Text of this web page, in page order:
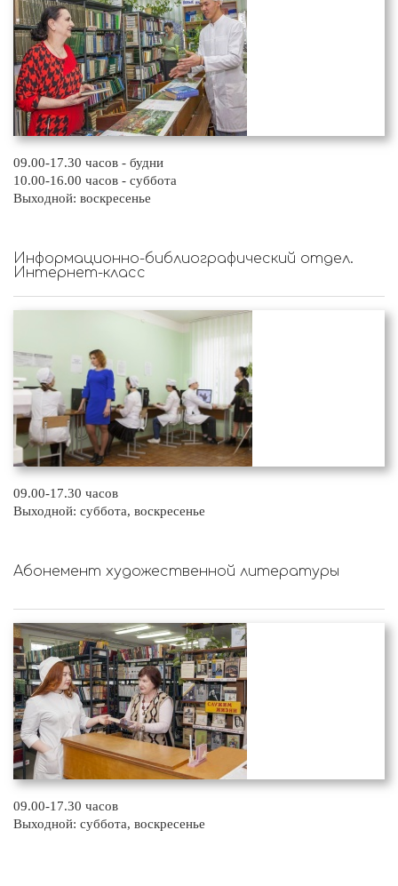
09.00-17.30 часов - будни
10.00-16.00 часов - суббота
Выходной: воскресенье
Информационно-библиографический отдел.
Интернет-класс
09.00-17.30 часов
Выходной: суббота, воскресенье
Абонемент художественной литературы
09.00-17.30 часов
Выходной: суббота, воскресенье